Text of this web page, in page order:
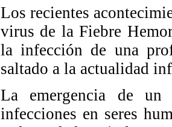
Los recientes
virus de la Fiebre
la infección de una
saltado a la actualidad
La emergencia de un
infecciones en seres